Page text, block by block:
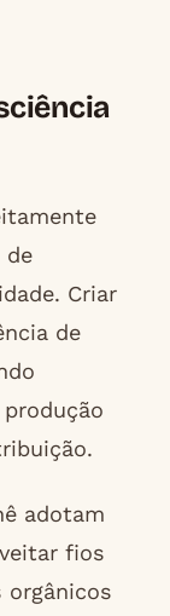
de
Criar
de
adotam
fios
orgânicos